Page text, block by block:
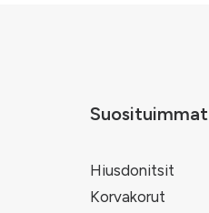
Suosituimmat
Hiusdonitsit
Korvakorut